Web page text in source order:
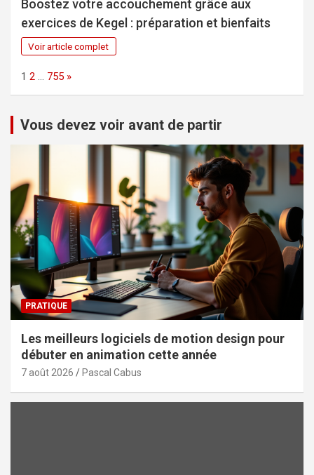
Boostez votre accouchement grâce aux
exercices de Kegel : préparation et bienfaits
Voir article complet
Page:
1 2 … 755 Next
»
Vous devez voir avant de partir
PRATIQUE
Les meilleurs logiciels de motion design pour
débuter en animation cette année
7 août 2026 Pascal Cabus